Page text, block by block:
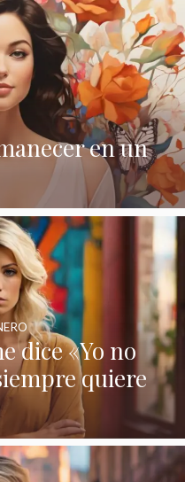
en un
dice «Yo no
quiere